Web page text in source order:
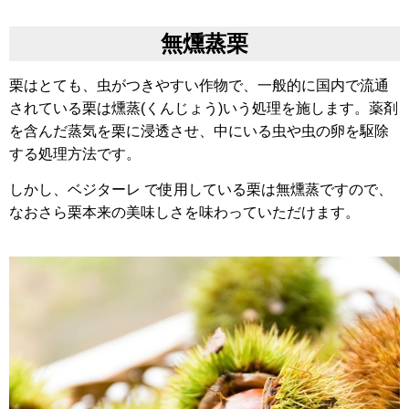
無燻蒸栗
栗はとても、虫がつきやすい作物で、一般的に国内で流通
されている栗は燻蒸(くんじょう)いう処理を施します。薬剤
を含んだ蒸気を栗に浸透させ、 中にいる虫や虫の卵を駆除
する処理方法です。
しかし、ベジターレ で使用している栗は無燻蒸ですので、
なおさら栗本来の美味しさを味わっていただけます。